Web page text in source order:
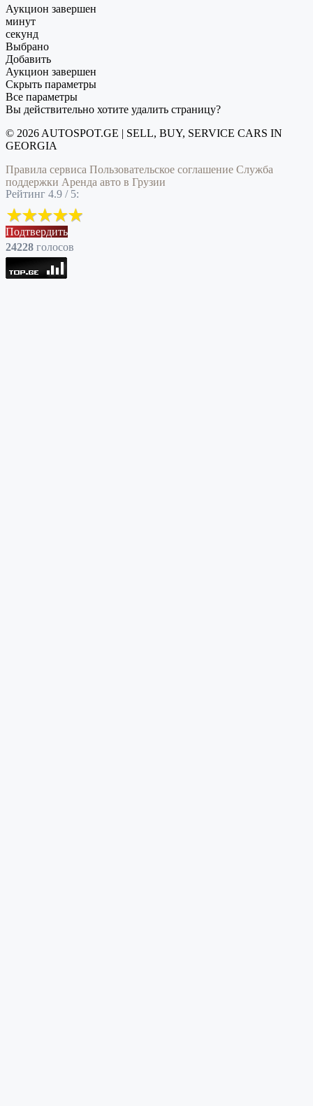
Аукцион завершен
минут
секунд
Выбрано
Добавить
Аукцион завершен
Скрыть параметры
Все параметры
Вы действительно хотите удалить страницу?
© 2026 AUTOSPOT.GE | SELL, BUY, SERVICE CARS IN
GEORGIA
Правила сервиса Пользовательское соглашение Служба
поддержки Аренда авто в Грузии
Рейтинг 4.9 / 5:
Подтвердить
24228 голоcов